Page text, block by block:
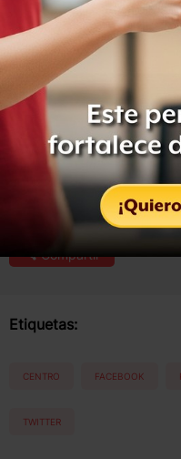
Este centro de salud
sepan intervenir en
institución ofrecerá
Twitter y Skype
Leer la nota completa en
Compartir
Etiquetas:
CENTRO FACEBOOK
TWITTER